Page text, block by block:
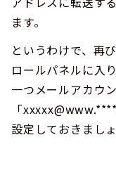
ます。
というわけで、再
ロールパネルに入
一つメールアカウ
「
設定しておきましょ